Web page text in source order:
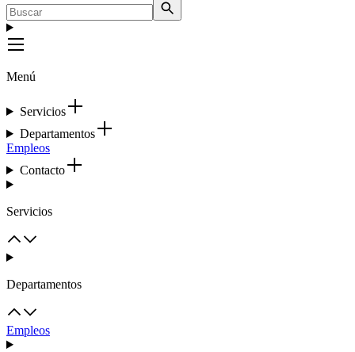
Menú
Servicios
Departamentos
Empleos
Contacto
Servicios
Departamentos
Empleos